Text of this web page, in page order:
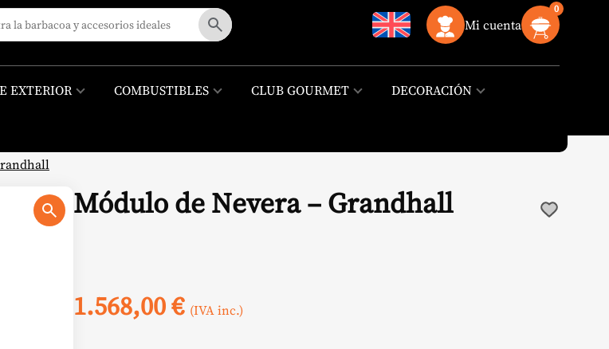
Mi cuenta
0
EXTERIOR COMBUSTIBLES CLUB GOURMET
DECORACIÓN
Módulo de Nevera – Grandhall
1.568,00€ (IVA inc.)